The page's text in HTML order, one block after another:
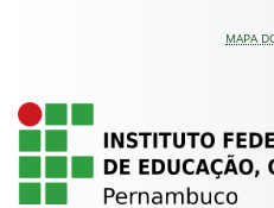
MAPA
IFPE –